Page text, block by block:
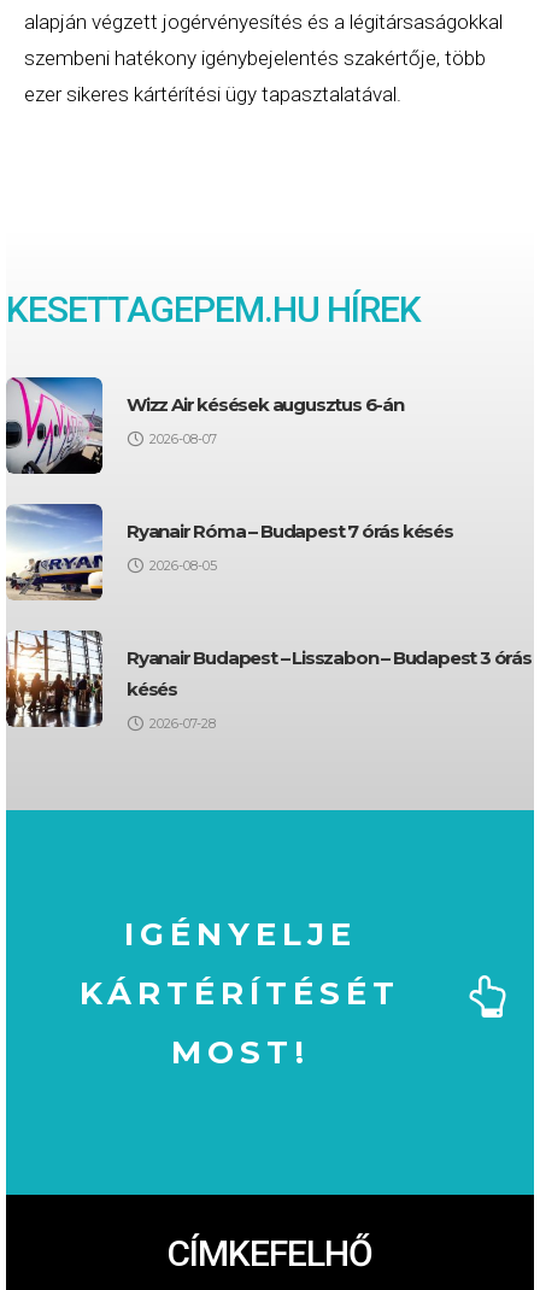
alapján végzett jogérvényesítés és a légitársaságokkal
szembeni hatékony igénybejelentés szakértője, több
ezer sikeres kártérítési ügy tapasztalatával.
KESETTAGEPEM.HU HÍREK
Wizz Air késések augusztus 6-án
2026-08-07
Ryanair Róma – Budapest 7 órás késés
2026-08-05
Ryanair Budapest – Lisszabon – Budapest 3 órás
késés
2026-07-28
IGÉNYELJE
KÁRTÉRÍTÉSÉT
MOST!
CÍMKEFELHŐ